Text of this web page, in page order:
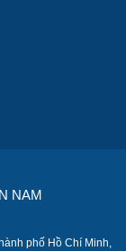
NAM
phố Hồ Chí Minh,